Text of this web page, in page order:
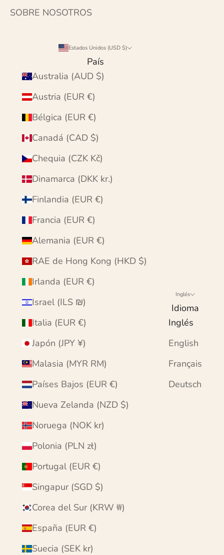
SOBRE NOSOTROS
Estados Unidos (USD $)
País
Australia (AUD $)
Austria (EUR €)
Bélgica (EUR €)
Canadá (CAD $)
Chequia (CZK Kč)
Dinamarca (DKK kr.)
Finlandia (EUR €)
Francia (EUR €)
Alemania (EUR €)
RAE de Hong Kong (HKD $)
Irlanda (EUR €)
Israel (ILS ₪)
Italia (EUR €)
Japón (JPY ¥)
Malasia (MYR RM)
Países Bajos (EUR €)
Nueva Zelanda (NZD $)
Noruega (NOK kr)
Polonia (PLN zł)
Portugal (EUR €)
Singapur (SGD $)
Corea del Sur (KRW ₩)
España (EUR €)
Suecia (SEK kr)
Inglés
Idioma
Inglés
English
Français
Deutsch